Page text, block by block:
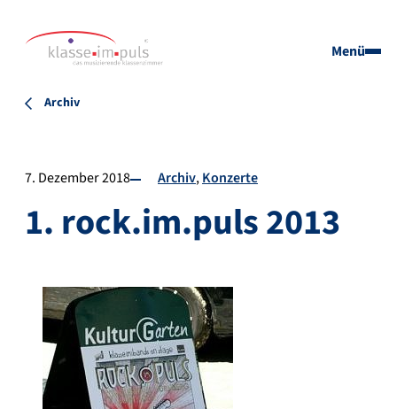
Menü
Archiv
7. Dezember 2018 Archiv Konzerte
1. rock.im.puls 2013